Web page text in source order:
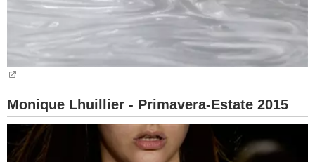
Monique Lhuillier - Primavera-Estate 2015